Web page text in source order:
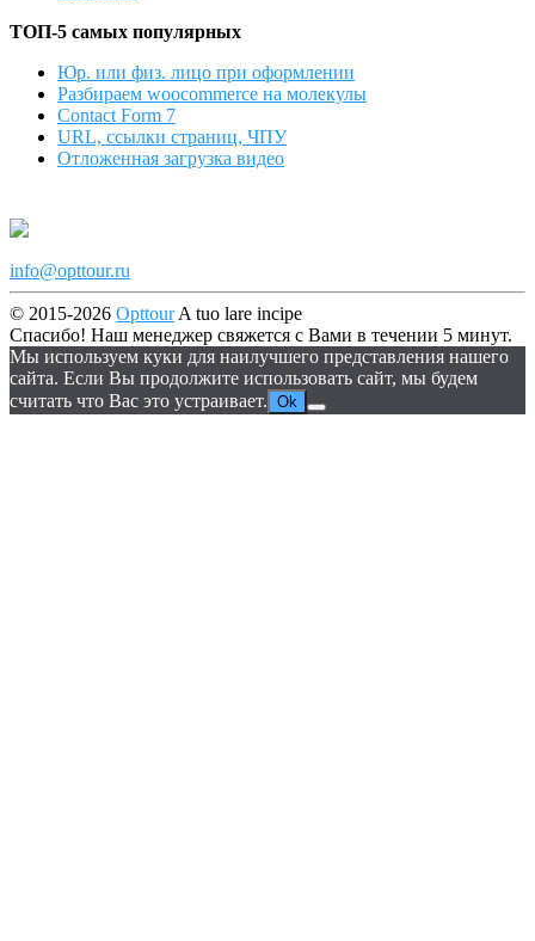
ТОП-5 самых популярных
Юр. или физ. лицо при оформлении
Разбираем woocommerce на молекулы
Contact Form 7
URL, ссылки страниц, ЧПУ
Отложенная загрузка видео
info@opttour.ru
© 2015-2026 OpttourA tuo lare incipe
Спасибо! Наш менеджер свяжется с Вами в течении 5 минут.
Мы используем куки для наилучшего представления нашего
сайта. Если Вы продолжите использовать сайт, мы будем
считать что Вас это устраивает. Ok